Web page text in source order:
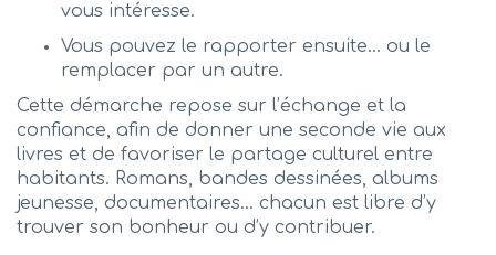
vous intéresse.
Vous pouvez le rapporter ensuite… ou le
remplacer par un autre.
Cette démarche repose sur l’échange et la
confiance, afin de donner une seconde vie aux
livres et de favoriser le partage culturel entre
habitants. Romans, bandes dessinées, albums
jeunesse, documentaires… chacun est libre d’y
trouver son bonheur ou d’y contribuer.